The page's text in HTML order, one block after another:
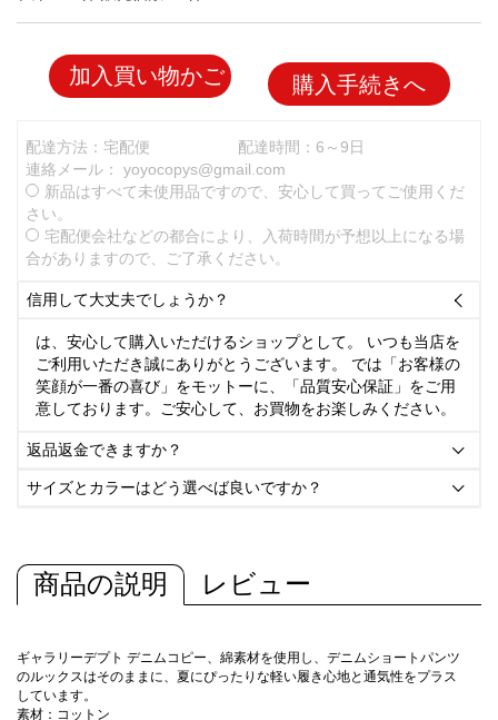
加入買い物かご 購入手続きへ
配達方法：宅配便
配達時間：6～9日
連絡メール： yoyocopys@gmail.com
新品はすべて未使用品ですので、安心して買ってご使用くだ
さい。
宅配便会社などの都合により、入荷時間が予想以上になる場
合がありますので、ご了承ください。
信用して大丈夫でしょうか？ 
は、安心して購入いただけるショップとして。 いつも当店を
ご利用いただき誠にありがとうございます。 では「お客様の
笑顔が一番の喜び」をモットーに、「品質安心保証」をご用
意しております。ご安心して、お買物をお楽しみください。
返品返金できますか？ 
サイズとカラーはどう選べば良いですか？ 
商品の説明 レビュー
ギャラリーデプト デニムコピー、綿素材を使用し、デニムショートパンツ
のルックスはそのままに、夏にぴったりな軽い履き心地と通気性をプラス
しています。
素材：コットン